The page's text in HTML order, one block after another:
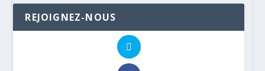
REJOIGNEZ-NOUS